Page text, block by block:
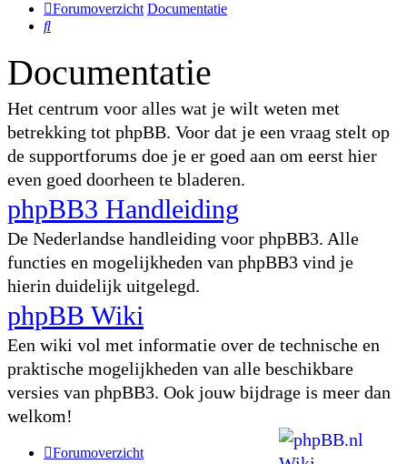
Forumoverzicht Documentatie
Zoek
Documentatie
Het centrum voor alles wat je wilt weten met
betrekking tot phpBB. Voor dat je een vraag stelt op
de supportforums doe je er goed aan om eerst hier
even goed doorheen te bladeren.
phpBB3 Handleiding
De Nederlandse handleiding voor phpBB3. Alle
functies en mogelijkheden van phpBB3 vind je
hierin duidelijk uitgelegd.
phpBB Wiki
Een wiki vol met informatie over de technische en
praktische mogelijkheden van alle beschikbare
versies van phpBB3. Ook jouw bijdrage is meer dan
welkom!
Forumoverzicht